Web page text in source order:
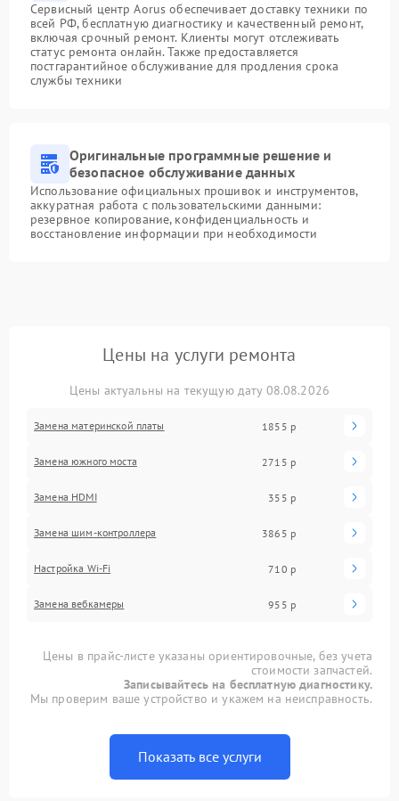
Сервисный центр Aorus обеспечивает доставку техники по
всей РФ, бесплатную диагностику и качественный ремонт,
включая срочный ремонт. Клиенты могут отслеживать
статус ремонта онлайн. Также предоставляется
постгарантийное обслуживание для продления срока
службы техники
Оригинальные программные решение и
безопасное обслуживание данных
Использование официальных прошивок и инструментов,
аккуратная работа с пользовательскими данными:
резервное копирование, конфиденциальность и
восстановление информации при необходимости
Цены на услуги ремонта
Цены актуальны на текущую дату 08.08.2026
Замена материнской платы 1855 р
Замена южного моста 2715 р
Замена HDMI 355 р
Замена шим-контроллера 3865 р
Настройка Wi-Fi 710 р
Замена вебкамеры 955 р
Цены в прайс-листе указаны ориентировочные, без учета
стоимости запчастей.
Записывайтесь на бесплатную диагностику.
Мы проверим ваше устройство и укажем на неисправность.
Показать все услуги